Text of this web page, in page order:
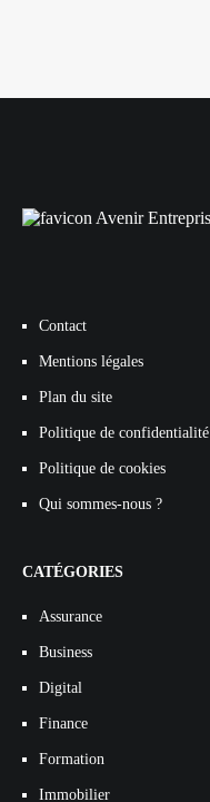
Contact
Mentions légales
Plan du site
Politique de confidentialité
Politique de cookies
Qui sommes-nous ?
CATÉGORIES
Assurance
Business
Digital
Finance
Formation
Immobilier